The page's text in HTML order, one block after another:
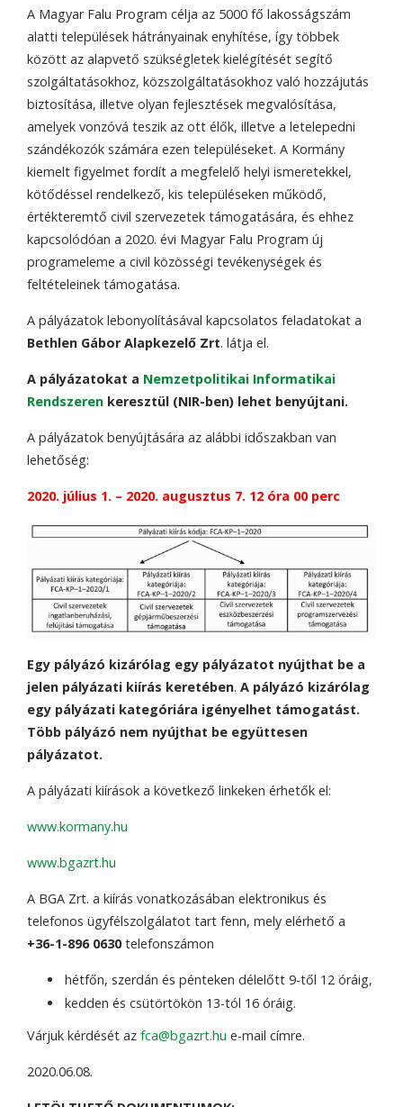
A Magyar Falu Program célja az 5000 fő lakosságszám
alatti települések hátrányainak enyhítése, így többek
között az alapvető szükségletek kielégítését segítő
szolgáltatásokhoz, közszolgáltatásokhoz való hozzájutás
biztosítása, illetve olyan fejlesztések megvalósítása,
amelyek vonzóvá teszik az ott élők, illetve a letelepedni
szándékozók számára ezen településeket. A Kormány
kiemelt figyelmet fordít a megfelelő helyi ismeretekkel,
kötődéssel rendelkező, kis településeken működő,
értékteremtő civil szervezetek támogatására, és ehhez
kapcsolódóan a 2020. évi Magyar Falu Program új
programeleme a civil közösségi tevékenységek és
feltételeinek támogatása.
A pályázatok lebonyolításával kapcsolatos feladatokat a
Bethlen Gábor Alapkezelő Zrt. látja el.
A pályázatokat a Nemzetpolitikai Informatikai
Rendszeren keresztül (NIR-ben) lehet benyújtani.
A pályázatok benyújtására az alábbi időszakban van
lehetőség:
2020. július 1. – 2020. augusztus 7. 12 óra 00 perc
Egy pályázó kizárólag egy pályázatot nyújthat be a
jelen pályázati kiírás keretében. A pályázó kizárólag
egy pályázati kategóriára igényelhet támogatást.
Több pályázó nem nyújthat be együttesen
pályázatot.
A pályázati kiírások a következő linkeken érhetők el:
www.kormany.hu
www.bgazrt.hu
A BGA Zrt. a kiírás vonatkozásában elektronikus és
telefonos ügyfélszolgálatot tart fenn, mely elérhető a
+36-1-896 0630telefonszámon
hétfőn, szerdán és pénteken délelőtt 9-től 12 óráig,
kedden és csütörtökön 13-tól 16 óráig.
Várjuk kérdését az fca@bgazrt.hu e-mail címre.
2020.06.08.